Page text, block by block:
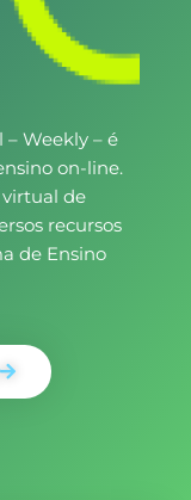
Weekly – é
on-line.
de
recursos
de Ensino